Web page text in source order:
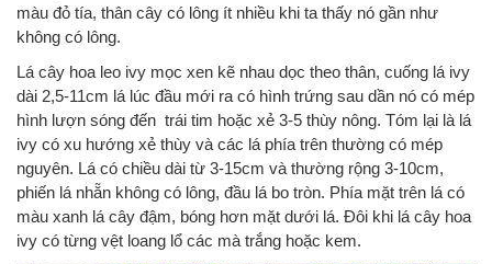
màu đỏ tía, thân cây có lông ít nhiều khi ta thấy nó gần như
không có lông.
Lá cây hoa leo ivy mọc xen kẽ nhau dọc theo thân, cuống lá ivy
dài 2,5-11cm lá lúc đầu mới ra có hình trứng sau dần nó có mép
hình lượn sóng đến trái tim hoặc xẻ 3-5 thùy nông. Tóm lại là lá
ivy có xu hướng xẻ thùy và các lá phía trên thường có mép
nguyên. Lá có chiều dài từ 3-15cm và thường rộng 3-10cm,
phiến lá nhẵn không có lông, đầu lá bo tròn. Phía mặt trên lá có
màu xanh lá cây đậm, bóng hơn mặt dưới lá. Đôi khi lá cây hoa
ivy có từng vệt loang lổ các mà trắng hoặc kem.